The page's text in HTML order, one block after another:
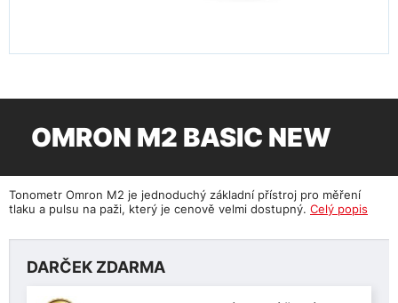
OMRON M2 BASIC NEW
Tonometr Omron M2 je jednoduchý základní přístroj pro měření
tlaku a pulsu na paži, který je cenově velmi dostupný. Celý popis
DARČEK ZDARMA